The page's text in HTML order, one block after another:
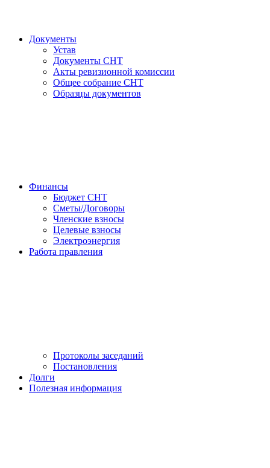
Документы
Устав
Документы СНТ
Акты ревизионной комиссии
Общее собрание СНТ
Образцы документов
Финансы
Бюджет СНТ
Сметы/Договоры
Членские взносы
Целевые взносы
Электроэнергия
Работа правления
Протоколы заседаний
Постановления
Долги
Полезная информация